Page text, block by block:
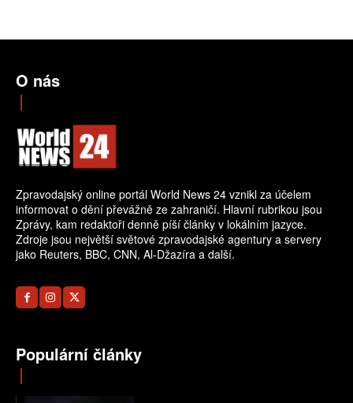
O nás
Zpravodajský online portál World News 24 vznikl za účelem
informovat o dění převážně ze zahraničí. Hlavní rubrikou jsou
Zprávy, kam redaktoři denně píší články v lokálním jazyce.
Zdroje jsou největší světové zpravodajské agentury a servery
jako Reuters, BBC, CNN, Al-Džazíra a další.
Populární články